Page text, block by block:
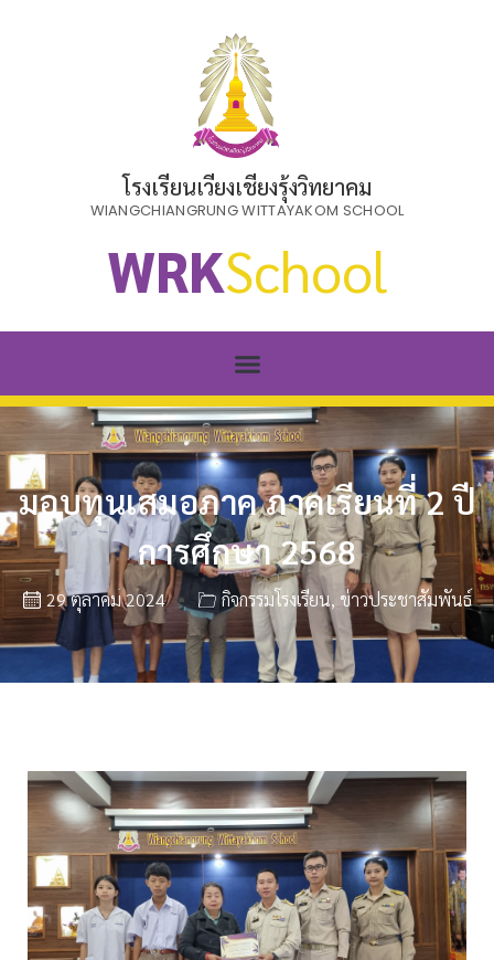
โรงเรียนเวียงเชียงรุ้งวิทยาคม
WIANGCHIANGRUNG WITTAYAKOM SCHOOL
WRKSchool
มอบทุนเสมอภาค ภาคเรียนที่ 2 ปี
การศึกษา 2568
29 ตุลาคม 2024 กิจกรรมโรงเรียน, ข่าวประชาสัมพันธ์